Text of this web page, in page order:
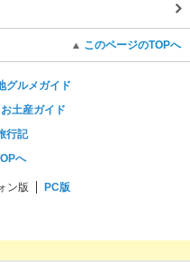
このページのTOPへ
グルメガイド
お土産ガイド
行記
へ
ン版 PC版